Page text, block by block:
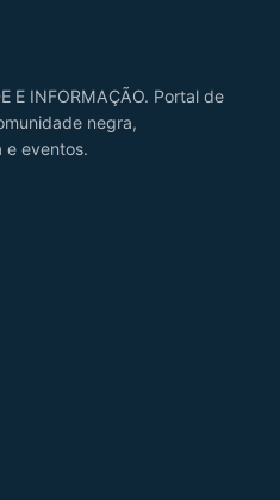
E INFORMAÇÃO. Portal de
negra,
e eventos.